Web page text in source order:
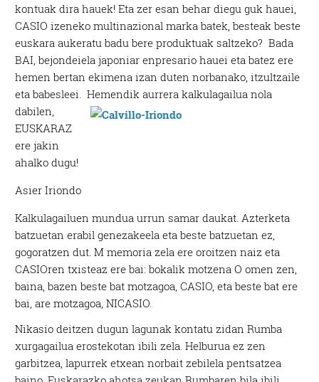
kontuak dira hauek! Eta zer esan behar diegu guk hauei,
CASIO izeneko multinazional marka batek, besteak beste
euskara aukeratu badu bere produktuak saltzeko? Bada
BAI, bejondeiela japoniar enpresario hauei eta batez ere
hemen bertan ekimena izan duten norbanako, itzultzaile
eta babesleei.Hemendik aurrera kalkulagailua nola
dabilen,
EUSKARAZ
ere jakin
ahalko dugu!
Asier Iriondo
Kalkulagailuen mundua urrun samar daukat. Azterketa
batzuetan erabil genezakeela eta beste batzuetan ez,
gogoratzen dut. M memoria zela ere oroitzen naiz eta
CASIOren txisteaz ere bai: bokalik motzena O omen zen,
baina, bazen beste bat motzagoa, CASIO, eta beste bat ere
bai, are motzagoa, NICASIO.
Nikasio deitzen dugun lagunak kontatu zidan Rumba
xurgagailua erostekotan ibili zela. Helburua ez zen
garbitzea, lapurrek etxean norbait zebilela pentsatzea